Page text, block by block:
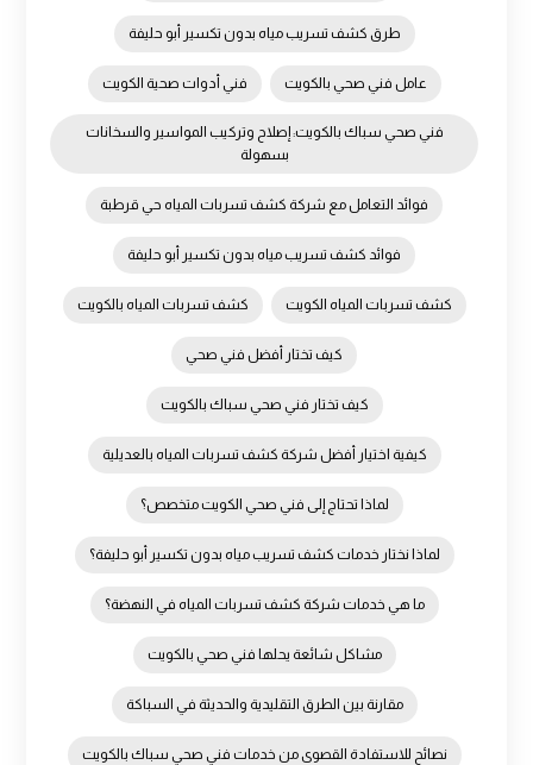
طرق كشف تسريب مياه بدون تكسير أبو حليفة
عامل فني صحي بالكويت فني أدوات صحية الكويت
فني صحي سباك بالكويت: إصلاح وتركيب المواسير والسخانات
بسهولة
فوائد التعامل مع شركة كشف تسربات المياه حي قرطبة
فوائد كشف تسريب مياه بدون تكسير أبو حليفة
كشف تسربات المياه الكويت كشف تسربات المياه بالكويت
كيف تختار أفضل فني صحي
كيف تختار فني صحي سباك بالكويت
كيفية اختيار أفضل شركة كشف تسربات المياه بالعديلية
لماذا تحتاج إلى فني صحي الكويت متخصص؟
لماذا نختار خدمات كشف تسريب مياه بدون تكسير أبو حليفة؟
ما هي خدمات شركة كشف تسربات المياه في النهضة؟
مشاكل شائعة يحلها فني صحي بالكويت
مقارنة بين الطرق التقليدية والحديثة في السباكة
نصائح للاستفادة القصوى من خدمات فني صحي سباك بالكويت